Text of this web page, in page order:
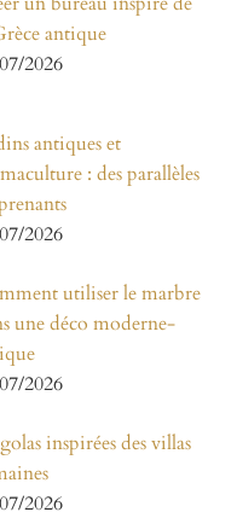
antique
2026
antiques et
: des parallèles
2026
utiliser le marbre
une déco moderne-
2026
inspirées des villas
2026